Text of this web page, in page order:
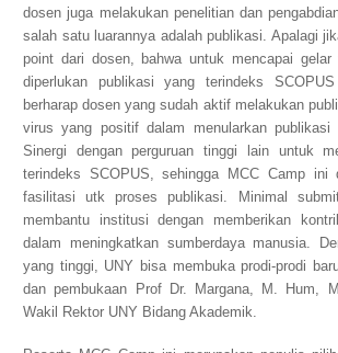
dosen juga melakukan penelitian dan
salah satu luarannya adalah publikasi. Apalagi
point dari dosen, bahwa untuk mencapai gelar
diperlukan publikasi yang terindeks
berharap dosen yang sudah aktif melakukan
virus yang positif dalam menularkan publikasi
Sinergi dengan perguruan tinggi lain untuk
terindeks SCOPUS, sehingga MCC Campini
fasilitasi utk proses publikasi. Minimal
membantu institusi dengan memberikan
dalam meningkatkan sumberdaya manusia.
yang tinggi, UNY bisa membuka prodi-prodi
dan pembukaan Prof Dr. Margana, M. Hum,
Wakil Rektor UNY Bidang Akademik.